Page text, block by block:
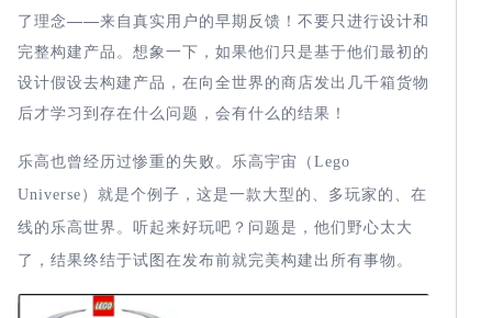
了理念——来自真实用户的早期反馈！不要只进行设计和
完整构建产品。想象一下，如果他们只是基于他们最初的
设计假设去构建产品，在向全世界的商店发出几千箱货物
后才学习到存在什么问题，会有什么的结果！
乐高也曾经历过惨重的失败。乐高宇宙（ Lego
Universe ）就是个例子，这是一款大型的、多玩家的、在
线的乐高世界。听起来好玩吧？问题是，他们野心太大
了，结果终结于试图在发布前就完美构建出所有事物。